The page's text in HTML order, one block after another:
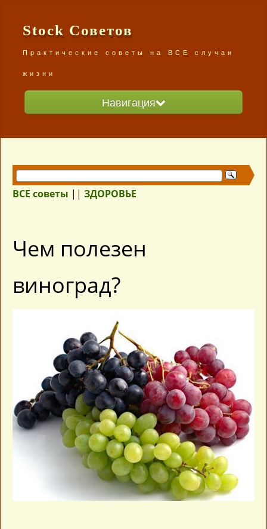
Stock Советов
Практические советы на ВСЕ случаи
жизни
Навигация
ВСЕ советы /карта сайта/
ВСЕ советы || ЗДОРОВЬЕ
Чем полезен
виноград?